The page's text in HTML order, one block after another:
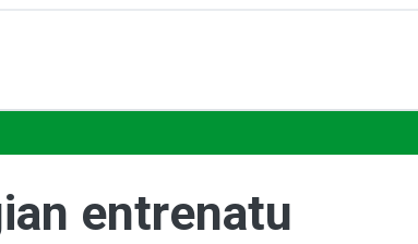
entrenatu